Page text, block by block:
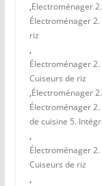
,Electroménager
Électroménager
riz
,
Électroménager
Cuiseurs de riz
,Électroménager
Électroménager
de cuisine 5.
,
Électroménager
Cuiseurs de riz
,